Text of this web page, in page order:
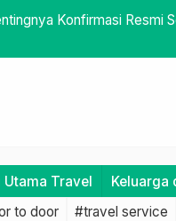
Tak Ada Barang
Utama Travel Keluarga
to door #travel service